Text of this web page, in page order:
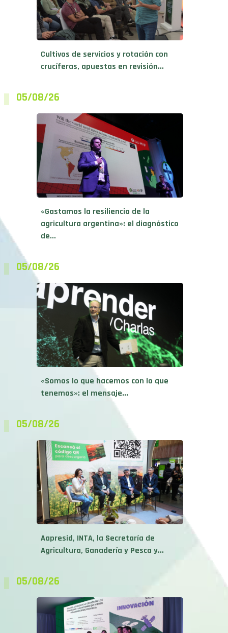
Cultivos de servicios y rotación con
crucíferas, apuestas en revisión...
05/08/26
«Gastamos la resiliencia de la
agricultura argentina»: el diagnóstico
de...
05/08/26
«Somos lo que hacemos con lo que
tenemos»: el mensaje...
05/08/26
Aapresid, INTA, la Secretaría de
Agricultura, Ganadería y Pesca y...
05/08/26